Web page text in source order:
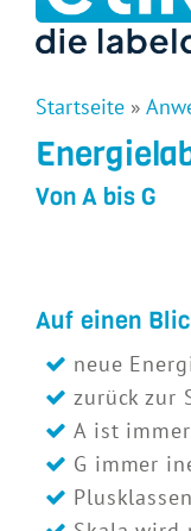
Startseite »
Von A bis G
Auf einen
neue
zurück zur
A ist
G immer